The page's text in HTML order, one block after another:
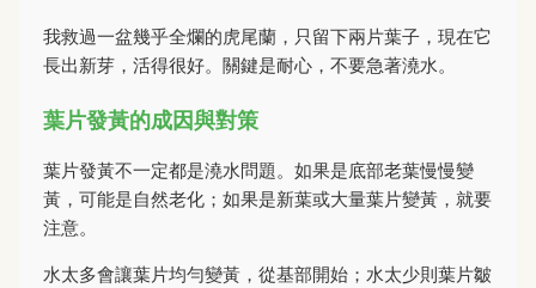
我救過一盆幾乎全爛的虎尾蘭，只留下兩片葉子，現在它
長出新芽，活得很好。關鍵是耐心，不要急著澆水。
葉片發黃的成因與對策
葉片發黃不一定都是澆水問題。如果是底部老葉慢慢變
黃，可能是自然老化；如果是新葉或大量葉片變黃，就要
注意。
水太多會讓葉片均勻變黃，從基部開始；水太少則葉片皺